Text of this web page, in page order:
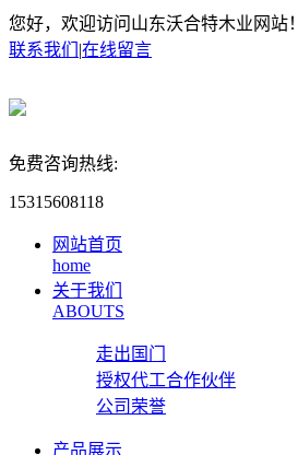
您好，欢迎访问山东沃合特木业网站！
联系我们 |在线留言
免费咨询热线:
15315608118
网站首页
home
关于我们
ABOUTS
走出国门
授权代工合作伙伴
公司荣誉
产品展示